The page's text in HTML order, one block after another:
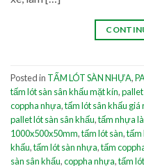
Posted in TẤM LÓT SÀN NHỰA,
tấm lót sàn sân khấu mặt kín,
coppha nhựa,tấm lót sân khấu giá
pallet lót sàn sân khấu,tấm nhựa
1000x500x50mm,tấm lót sàn,tấm
khấu,tấm lót sàn nhựa,tấm
sàn sân khấu,coppha nhựa,tấm